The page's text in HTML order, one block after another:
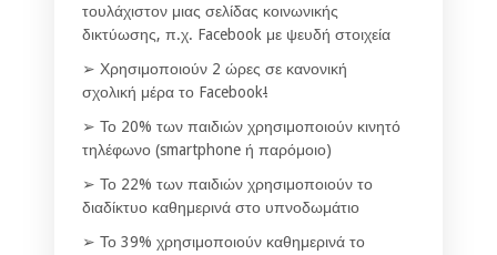
τουλάχιστον μιας σελίδας κοινωνικής
δικτύωσης, π.χ. Facebook με ψευδή στοιχεία
➢ Χρησιμοποιούν 2 ώρες σε κανονική
σχολική μέρα το Facebook!
➢ Το 20% των παιδιών χρησιμοποιούν κινητό
τηλέφωνο (smartphone ή παρόμοιο)
➢ Το 22% των παιδιών χρησιμοποιούν το
διαδίκτυο καθημερινά στο υπνοδωμάτιο
➢ Το 39% χρησιμοποιούν καθημερινά το